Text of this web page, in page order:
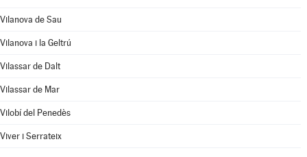
Vilanova de Sau
Vilanova i la Geltrú
Vilassar de Dalt
Vilassar de Mar
Vilobí del Penedès
Viver i Serrateix